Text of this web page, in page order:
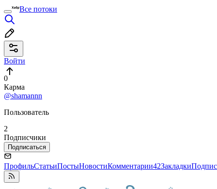
Все потоки
Войти
0
Карма
@shamannn
Пользователь
2
Подписчики
Подписаться
ПрофильСтатьиПостыНовостиКомментарии42Закладки